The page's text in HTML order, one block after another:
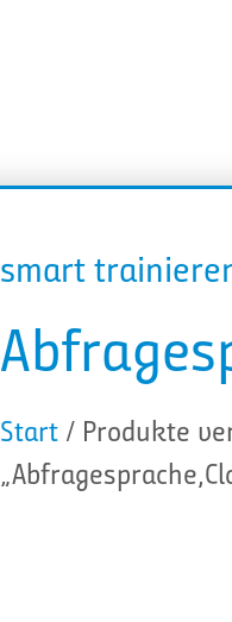
smart
Start / Produkte